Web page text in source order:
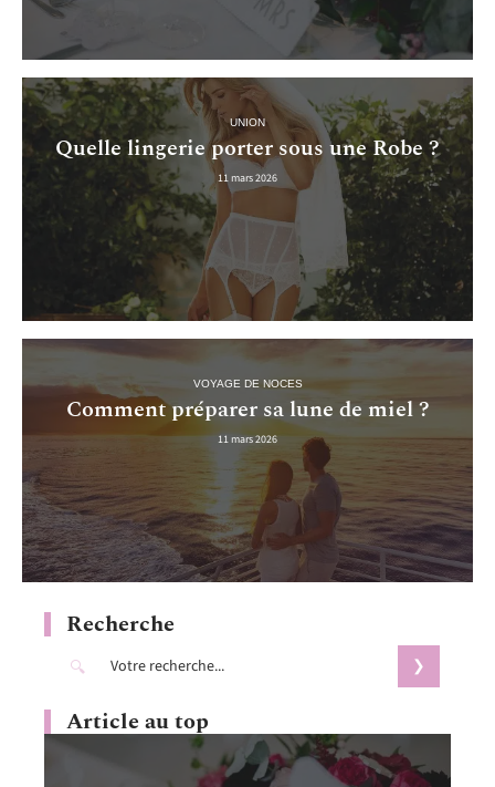
UNION
Quelle lingerie porter sous une Robe ?
11 mars 2026
VOYAGE DE NOCES
Comment préparer sa lune de miel ?
11 mars 2026
Recherche
Article au top